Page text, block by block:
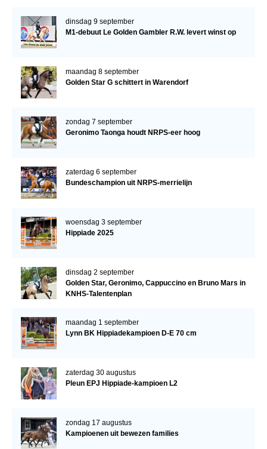
dinsdag 9 september
M1-debuut Le Golden Gambler R.W. levert winst op
maandag 8 september
Golden Star G schittert in Warendorf
zondag 7 september
Geronimo Taonga houdt NRPS-eer hoog
zaterdag 6 september
Bundeschampion uit NRPS-merrielijn
woensdag 3 september
Hippiade 2025
dinsdag 2 september
Golden Star, Geronimo, Cappuccino en Bruno Mars in
KNHS-Talentenplan
maandag 1 september
Lynn BK Hippiadekampioen D-E 70 cm
zaterdag 30 augustus
Pleun EPJ Hippiade-kampioen L2
zondag 17 augustus
Kampioenen uit bewezen families